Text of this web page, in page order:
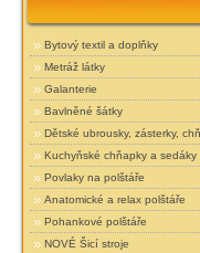
Bytový textil a doplňky
Metráž látky
Galanterie
Bavlněné šátky
Dětské ubrousky, zásterky,
Kuchyňské chňapky a sedáky
Povlaky na polštáře
Anatomické a relax polštáře
Pohankové polštáře
NOVÉ Šicí stroje